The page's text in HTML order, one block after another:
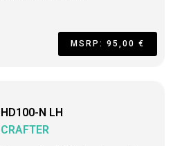
MSRP: 95,00 €
HD100-N LH
CRAFTER